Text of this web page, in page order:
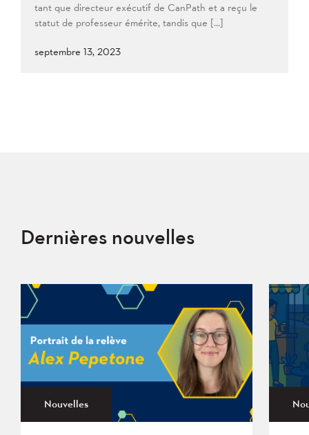
tant que directeur exécutif de CanPath et a reçu le
statut de professeur émérite, tandis que […]
septembre 13, 2023
Dernières nouvelles
Nouvelles